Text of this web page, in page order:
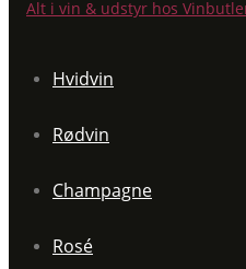
Hvidvin
Rødvin
Champagne
Rosé